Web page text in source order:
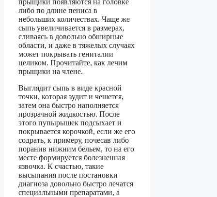
либо по длине пениса в
небольших количествах. Чаще же
сыпь увеличивается в размерах,
сливаясь в довольно обширные
области, и даже в тяжелых случаях
может покрывать гениталии
целиком. Прочитайте, как лечим
прыщики на члене.
Выглядит сыпь в виде красной
точки, которая зудит и чешется,
затем она быстро наполняется
прозрачной жидкостью. После
этого пупырышек подсыхает и
покрывается корочкой, если же его
содрать, к примеру, почесав либо
поранив нижним бельем, то на его
месте формируется болезненная
язвочка. К счастью, такие
высыпания после постановки
диагноза довольно быстро лечатся
специальными препаратами, а